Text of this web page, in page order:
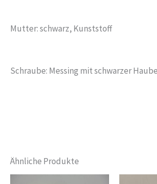
Mutter: schwarz, Kunststoff
Schraube: Messing mit schwarzer
Ähnliche Produkte